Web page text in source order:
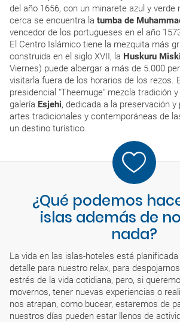
del año 1656, con un minarete azul y verde
cerca se encuentra la tumba de
vencedor de los portugueses en el año
El Centro Islámico tiene la mezquita más
construida en el siglo XVII, la Huskuru
Viernes) puede albergar a más de 5.000
visitarla fuera de los horarios de los rezos.
presidencial "Theemuge" mezcla tradición
galería Esjehi, dedicada a la preservación
artes tradicionales y contemporáneas de
un destino turístico.
¿Qué podemos
islas además de
nada?
La vida en las islas-hoteles está
detalle para nuestro relax, para
estrés de la vida cotidiana, pero, si
movernos, tener nuevas experiencias o
nos atrapan, como bucear, estaremos de
nuestros días pueden estar llenos de